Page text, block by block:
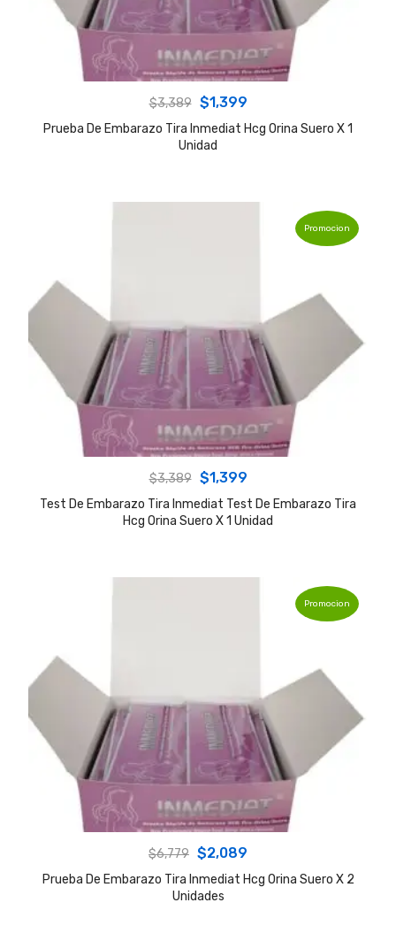
$3,389 Original
price
was:
$1,399Current
price
Prueba De Embarazo Tira Inmediat Hcg Orina Suero X 1
Unidad
Promocion
$3,389 Original
price
was:
$1,399Current
price
is:
Test De Embarazo Tira Inmediat Test De Embarazo Tira
Hcg Orina Suero X 1 Unidad
Promocion
$6,779 Original
price
was:
$2,089
price
Prueba De Embarazo Tira Inmediat Hcg Orina Suero X 2
Unidades